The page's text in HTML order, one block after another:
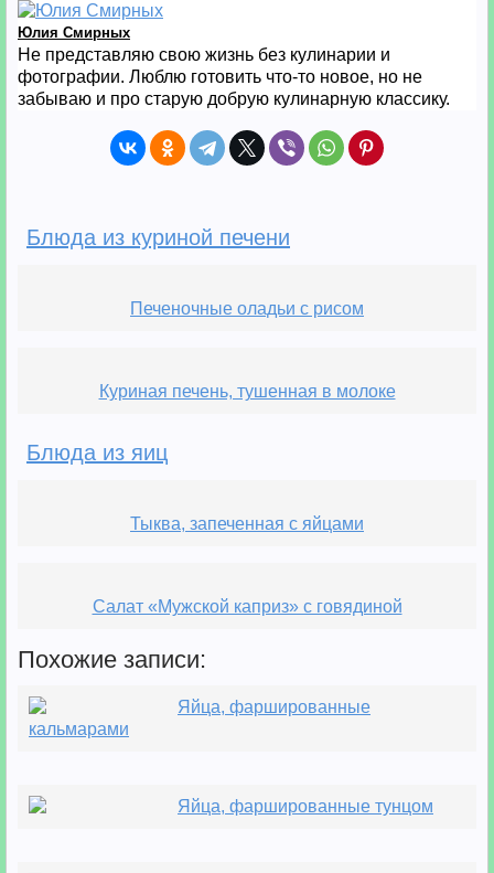
Юлия Смирных
Не представляю свою жизнь без кулинарии и
фотографии. Люблю готовить что-то новое, но не
забываю и про старую добрую кулинарную классику.
Блюда из куриной печени
Печеночные оладьи с рисом
Куриная печень, тушенная в молоке
Блюда из яиц
Тыква, запеченная с яйцами
Салат «Мужской каприз» с говядиной
Похожие записи:
Яйца, фаршированные
кальмарами
Яйца, фаршированные тунцом